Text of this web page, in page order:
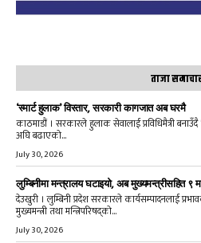
ताजा
‘स्मार्ट हुलाक’ विस्तार, सरकारी कागजात अब घरमै
काठमाडौं । सरकारले हुलाक सेवालाई प्रविधिमैत्री बनाउँदै
अघि बढाएको...
July 30, 2026
लुम्बिनीमा मन्त्रालय घटाइयो, अब मुख्यमन्त्रीसहित ९
देउखुरी । लुम्बिनी प्रदेश सरकारले कार्यसम्पादनलाई
मुख्यमन्त्री तथा मन्त्रिपरिषद्को...
July 30, 2026